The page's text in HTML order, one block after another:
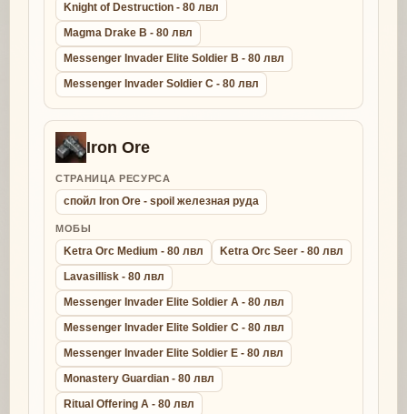
Knight of Destruction - 80 лвл
Magma Drake B - 80 лвл
Messenger Invader Elite Soldier B - 80 лвл
Messenger Invader Soldier C - 80 лвл
Iron Ore
СТРАНИЦА РЕСУРСА
спойл Iron Ore - spoil железная руда
МОБЫ
Ketra Orc Medium - 80 лвл
Ketra Orc Seer - 80 лвл
Lavasillisk - 80 лвл
Messenger Invader Elite Soldier A - 80 лвл
Messenger Invader Elite Soldier C - 80 лвл
Messenger Invader Elite Soldier E - 80 лвл
Monastery Guardian - 80 лвл
Ritual Offering A - 80 лвл